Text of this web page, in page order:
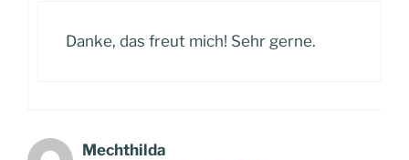
Danke, das freut mich! Sehr gerne.
Mechthilda